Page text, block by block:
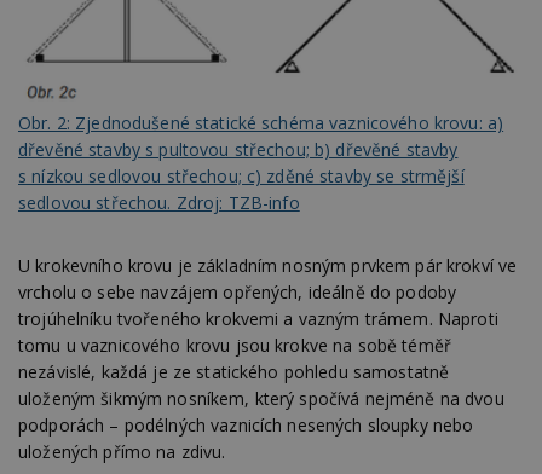
Obr. 2: Zjednodušené statické schéma vaznicového krovu: a)
dřevěné stavby s pultovou střechou; b) dřevěné stavby
s nízkou sedlovou střechou; c) zděné stavby se strmější
sedlovou střechou. Zdroj: TZB-info
U krokevního krovu je základním nosným prvkem pár krokví ve
vrcholu o sebe navzájem opřených, ideálně do podoby
trojúhelníku tvořeného krokvemi a vazným trámem. Naproti
tomu u vaznicového krovu jsou krokve na sobě téměř
nezávislé, každá je ze statického pohledu samostatně
uloženým šikmým nosníkem, který spočívá nejméně na dvou
podporách – podélných vaznicích nesených sloupky nebo
uložených přímo na zdivu.